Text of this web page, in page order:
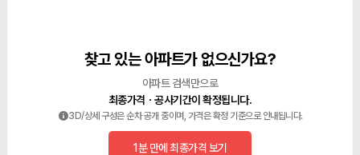
찾고 있는 아파트가 없으신가요?
아파트 검색만으로
최종가격ㆍ공사기간이 확정됩니다.
3D/상세 구성은 순차 공개 중이며, 가격은 확정 기준으로 안내됩니다.
1분 만에 최종가격 보기